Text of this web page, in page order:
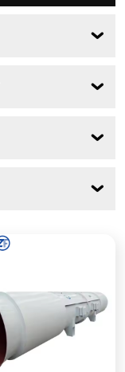



